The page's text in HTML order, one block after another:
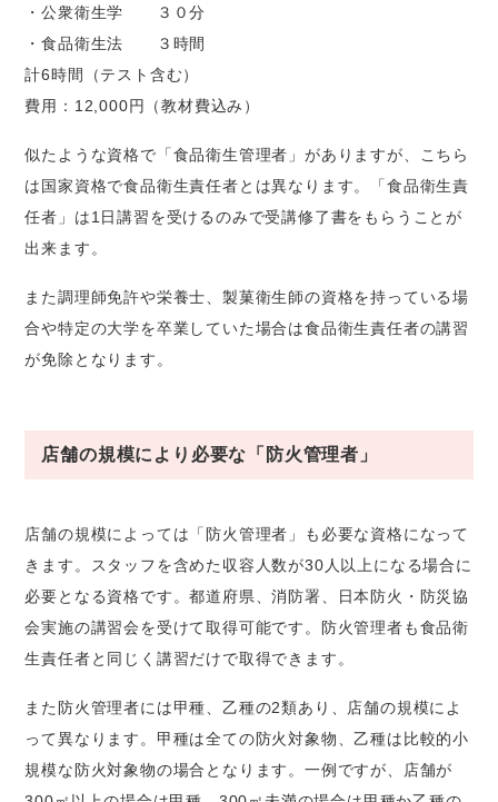
・公衆衛生学 ３０分
・食品衛生法 ３時間
計6時間（テスト含む）
費用：12,000円（教材費込み）
似たような資格で「食品衛生管理者」がありますが、こちら
は国家資格で食品衛生責任者とは異なります。「食品衛生責
任者」は1日講習を受けるのみで受講修了書をもらうことが
出来ます。
また調理師免許や栄養士、製菓衛生師の資格を持っている場
合や特定の大学を卒業していた場合は食品衛生責任者の講習
が免除となります。
店舗の規模により必要な「防火管理者」
店舗の規模によっては「防火管理者」も必要な資格になって
きます。スタッフを含めた収容人数が30人以上になる場合に
必要となる資格です。都道府県、消防署、日本防火・防災協
会実施の講習会を受けて取得可能です。防火管理者も食品衛
生責任者と同じく講習だけで取得できます。
また防火管理者には甲種、乙種の2類あり、店舗の規模によ
って異なります。甲種は全ての防火対象物、乙種は比較的小
規模な防火対象物の場合となります。一例ですが、店舗が